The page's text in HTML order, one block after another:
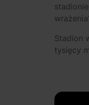
Stadion
tysięcy